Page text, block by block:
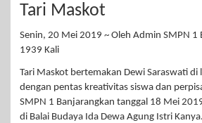
Tari Maskot
Senin, 20 Mei 2019 ~ Oleh Admin SMPN 1
1939 Kali
Tari Maskot bertemakan Dewi Saraswati
dengan pentas kreativitas siswa dan
SMPN 1 Banjarangkan tanggal 18 Mei
di Balai Budaya Ida Dewa Agung Istri